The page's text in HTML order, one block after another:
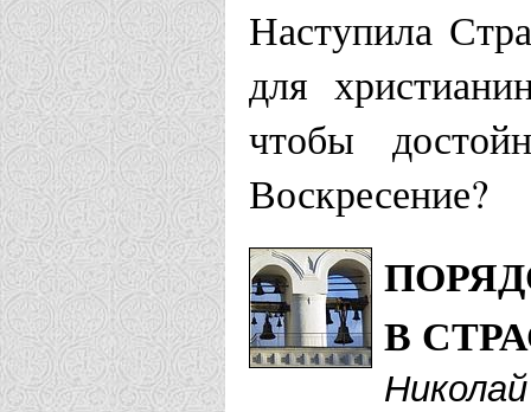
Наступила
для
чтобы
Воскресение?
В